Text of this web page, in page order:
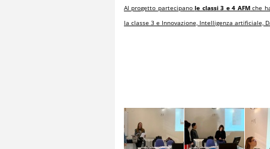
Al progetto partecipanole classi 3 e 4 AFMche
la classe 3 e Innovazione, Intelligenza artificiale,